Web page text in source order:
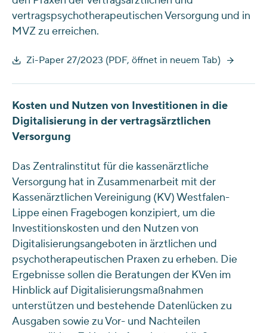
vertragspsychotherapeutischen Versorgung und in
MVZ zu erreichen.
Zi-Paper 27/2023 (PDF, öffnet in neuem Tab)
Kosten und Nutzen von Investitionen in die
Digitalisierung in der vertragsärztlichen
Versorgung
Das Zentralinstitut für die kassenärztliche
Versorgung hat in Zusammenarbeit mit der
Kassenärztlichen Vereinigung (KV) Westfalen-
Lippe einen Fragebogen konzipiert, um die
Investitionskosten und den Nutzen von
Digitalisierungsangeboten in ärztlichen und
psychotherapeutischen Praxen zu erheben. Die
Ergebnisse sollen die Beratungen der KVen im
Hinblick auf Digitalisierungsmaßnahmen
unterstützen und bestehende Datenlücken zu
Ausgaben sowie zu Vor- und Nachteilen